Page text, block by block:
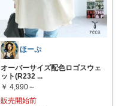
ほーぷ
オーバーサイズ配色ロゴスウェ
ット(R232 ...
￥ 4,990～
販売開始前